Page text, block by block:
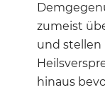
zumeist
und stellen
hinaus